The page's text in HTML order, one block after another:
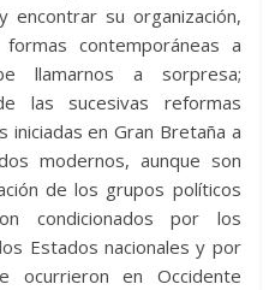
encontrar su organización,
contemporáneas a
llamarnos a sorpresa;
las sucesivas reformas
en Gran Bretaña a
modernos, aunque son
de los grupos políticos
condicionados por los
Estados nacionales y por
ocurrieron en Occidente